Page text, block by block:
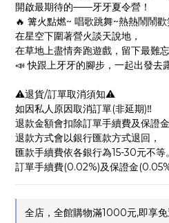
開啟最期待的——牙牙夏令營！
🔥 篝火點燃~ 唱歌跳舞~熱熱鬧鬧
在星空下圍著營火談天說地，
在草地上盡情奔跑遊戲，留下最難
📣 快跟上牙牙的腳步，一起出發去
⚠️退貨/訂單取消須知⚠️
如因私人原因取消訂單(非延期)‼️
退款金額會扣除訂單手續費及保證金
退款方式會以銀行匯款方式退回，
匯款手續費依各銀行為15-30元不等。
訂單手續費(0.02%)及保證金
全店，全館購物滿1000元,即享